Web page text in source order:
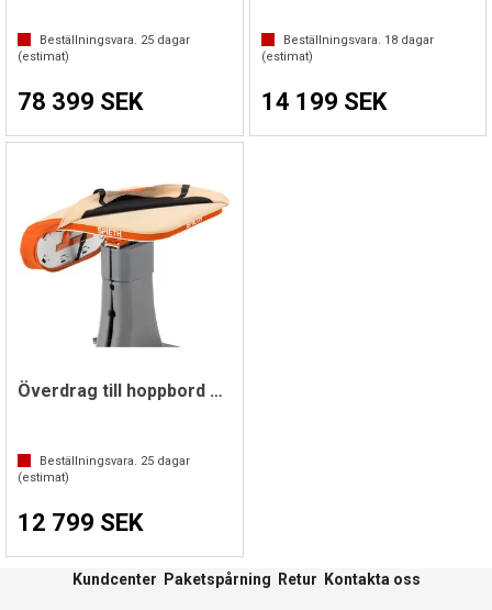
Beställningsvara. 25 dagar
(estimat)
78 399 SEK
Beställningsvara. 18dagar
(estimat)
14 199 SEK
Överdrag till hoppbord Ergojet Rio
Beställningsvara. 25 dagar
(estimat)
12 799 SEK
Kundcenter Paketspårning Retur Kontakta oss